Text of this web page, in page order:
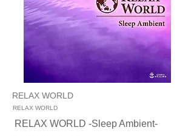
RELAX WORLD
RELAX WORLD
RELAX WORLD -Sleep Ambient-